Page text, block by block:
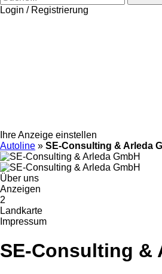
Login / Registrierung
Ihre Anzeige einstellen
Autoline » SE-Consulting & Arleda
Über uns
Anzeigen
2
Landkarte
Impressum
SE-Consulting &